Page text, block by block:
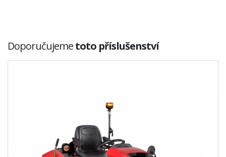
Doporučujemetoto příslušenství